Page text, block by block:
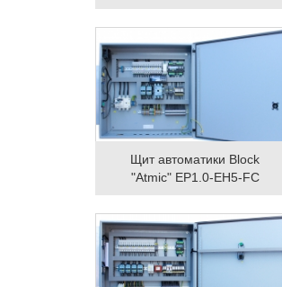
Щит автоматики Block
"Atmic" EP1.0-EH5-FC